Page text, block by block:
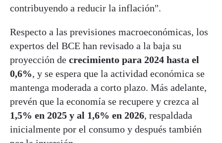
contribuyendo a reducir la inflación".
Respecto a las previsiones macroeconómicas, los
expertos del BCE han revisado a la baja su
proyección de crecimiento para 2024 hasta el
0,6%, y se espera que la actividad económica se
mantenga moderada a corto plazo. Más adelante,
prevén que la economía se recupere y crezca al
1,5% en 2025 y al 1,6% en 2026, respaldada
inicialmente por el consumo y después también